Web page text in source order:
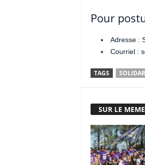
Pour
Adresse :
Courriel :
TAGS
SUR LE